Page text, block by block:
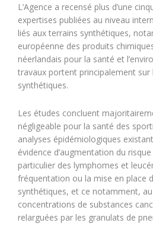
L’Agence a recensé plus d’une
expertises publiées au niveau
liés aux terrains synthétiques,
européenne des produits
néerlandais pour la santé et
travaux portent principalement
synthétiques.
Les études concluent
négligeable pour la santé des
analyses épidémiologiques
évidence d’augmentation du
particulier des lymphomes et
fréquentation ou la mise en place
synthétiques, et ce notamment,
concentrations de substances
relarguées par les granulats de